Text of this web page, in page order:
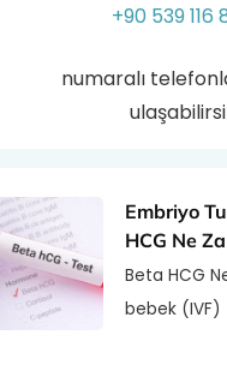
+90 539 116
numaralı
Embriyo
HCG Ne
Beta HCG
bebek